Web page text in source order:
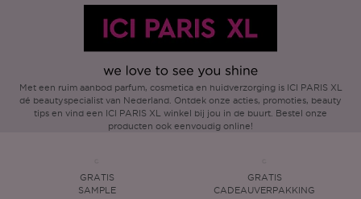
Met een ruim aanbod parfum, cosmetica en huidverzorging is ICI PARIS XL
dé beautyspecialist van Nederland. Ontdek onze acties, promoties, beauty
tips en vind een ICI PARIS XL winkel bij jou in de buurt. Bestel onze
producten ook eenvoudig online!
GRATIS
SAMPLE
GRATIS
CADEAUVERPAKKING